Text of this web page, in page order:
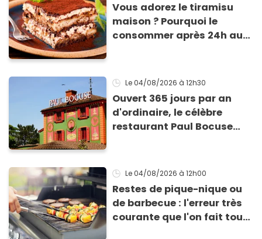
Vous adorez le tiramisu
maison ? Pourquoi le
consommer après 24h au
Le 04/08/2026 à 12h30
Ouvert 365 jours par an
d'ordinaire, le célèbre
restaurant Paul Bocuse
Le 04/08/2026 à 12h00
Restes de pique-nique ou
de barbecue : l'erreur très
courante que l'on fait tous